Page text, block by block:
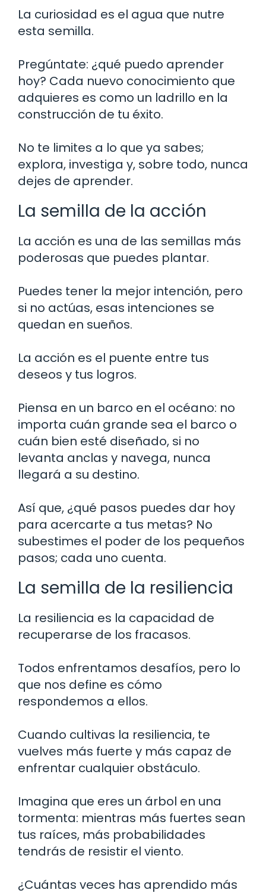
La curiosidad es el agua que nutre
esta semilla.
Pregúntate: ¿qué puedo aprender
hoy? Cada nuevo conocimiento que
adquieres es como un ladrillo en la
construcción de tu éxito.
No te limites a lo que ya sabes;
explora, investiga y, sobre todo, nunca
dejes de aprender.
La semilla de la acción
La acción es una de las semillas más
poderosas que puedes plantar.
Puedes tener la mejor intención, pero
si no actúas, esas intenciones se
quedan en sueños.
La acción es el puente entre tus
deseos y tus logros.
Piensa en un barco en el océano: no
importa cuán grande sea el barco o
cuán bien esté diseñado, si no
levanta anclas y navega, nunca
llegará a su destino.
Así que, ¿qué pasos puedes dar hoy
para acercarte a tus metas? No
subestimes el poder de los pequeños
pasos; cada uno cuenta.
La semilla de la resiliencia
La resiliencia es la capacidad de
recuperarse de los fracasos.
Todos enfrentamos desafíos, pero lo
que nos define es cómo
respondemos a ellos.
Cuando cultivas la resiliencia, te
vuelves más fuerte y más capaz de
enfrentar cualquier obstáculo.
Imagina que eres un árbol en una
tormenta: mientras más fuertes sean
tus raíces, más probabilidades
tendrás de resistir el viento.
¿Cuántas veces has aprendido más